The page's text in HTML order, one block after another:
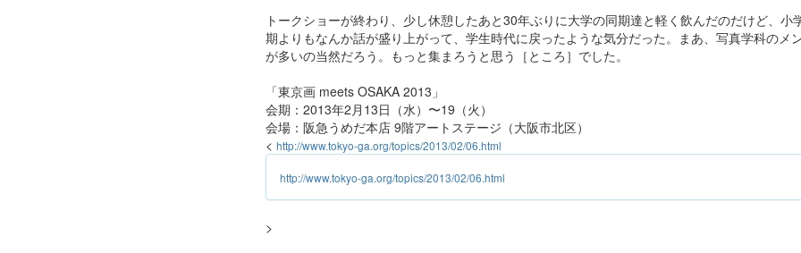
トークショーが終わり、少し休憩したあと30年ぶりに大学の同期達と軽く飲んだのだけど、小
期よりもなんか話が盛り上がって、学生時代に戻ったような気分だった。まあ、写真学科のメ
が多いの当然だろう。もっと集まろうと思う［ところ］でした。
「東京画 meets OSAKA 2013」
会期：2013年2月13日（水）〜19（火）
会場：阪急うめだ本店 9階アートステージ（大阪市北区）
< http://www.tokyo-ga.org/topics/2013/02/06.html
http://www.tokyo-ga.org/topics/2013/02/06.html
>